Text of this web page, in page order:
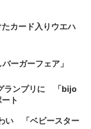
カード入りウエハ
ーガーフェア」
ランプリに 「bijo
ト
い 「ベビースター